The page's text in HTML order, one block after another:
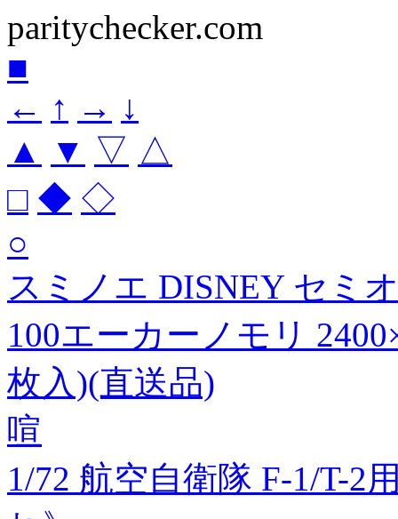
paritychecker.com
■
← ↑ → ↓
▲
▼ ▽ △
□ ◆ ◇
○
スミノエ DISNEY セミ
100エーカーノモリ
枚入)(直送品)
喧
1/72 航空自衛隊 F-1/T-2